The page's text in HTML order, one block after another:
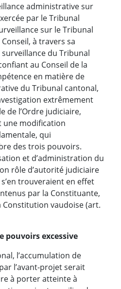
administrative sur
par le Tribunal
sur le Tribunal
à travers sa
du Tribunal
au Conseil de la
en matière de
du Tribunal cantonal,
extrêmement
de l’Ordre judiciaire,
une modification
qui
des trois pouvoirs.
et d’administration du
rôle d’autorité judiciaire
trouveraient en effet
par la Constituante,
vaudoise (art.
pouvoirs excessive
l’accumulation de
l’avant-projet serait
à porter atteinte à